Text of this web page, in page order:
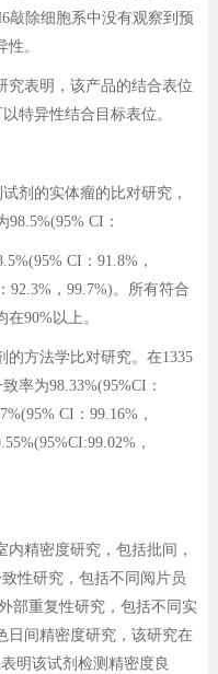
敲除细胞系中没有观察到预
。
表明，该产品的结合表位
特异性结合目标表位。
剂的实体瘤的比对研究，
CI：
CI：91.8%，
92.3%，99.7%)。所有符合
90%以上。
方法学比对研究。在1335
率为98.33%(95%CI：
CI：99.16%，
，
精密度研究，包括批间，
性研究，包括不同阅片员
部重复性研究，包括不同实
日间精密度研究，该研究在
明该试剂检测精密度良